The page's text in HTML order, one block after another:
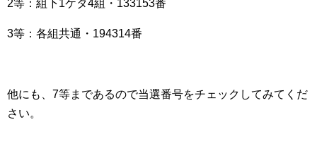
2等：組下1ケタ4組・133153番
3等：各組共通・194314番
他にも、7等まであるので当選番号をチェックしてみてくだ
さい。